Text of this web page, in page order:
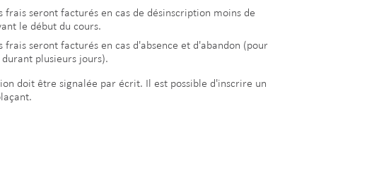
frais seront facturés en cas de désinscription moins de
le début du cours.
frais seront facturés en cas d'absence et d'abandon (pour
plusieurs jours).
doit être signalée par écrit. Il est possible d'inscrire un